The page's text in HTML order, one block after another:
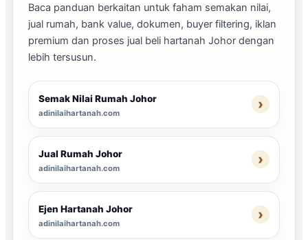
Baca panduan berkaitan untuk faham semakan nilai,
jual rumah, bank value, dokumen, buyer filtering, iklan
premium dan proses jual beli hartanah Johor dengan
lebih tersusun.
Semak Nilai Rumah Johor
adinilaihartanah.com
Jual Rumah Johor
adinilaihartanah.com
Ejen Hartanah Johor
adinilaihartanah.com